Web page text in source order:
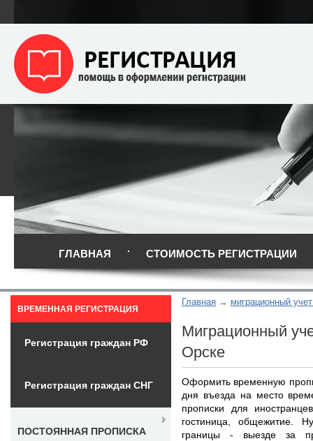
ГЛАВНАЯ СТОИМОСТЬ РЕГИСТРАЦИИ
Главная миграционный
Миграционный
Орске
Оформить временную
дня въезда на место
прописки для
гостиница, общежитие.
границы - выезде за
ВРЕМЕННАЯ РЕГИСТРАЦИЯ
Регистрация граждан РФ
Регистрация граждан СНГ
ПОСТОЯННАЯ ПРОПИСКА